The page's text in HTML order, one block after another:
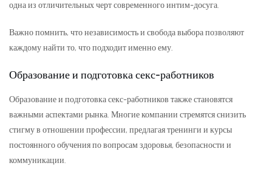
одна из отличительных черт современного интим-досуга.
Важно помнить, что независимость и свобода выбора позволяют
каждому найти то, что подходит именно ему.
Образование и подготовка секс-работников
Образование и подготовка секс-работников также становятся
важными аспектами рынка. Многие компании стремятся снизить
стигму в отношении профессии, предлагая тренинги и курсы
постоянного обучения по вопросам здоровья, безопасности и
коммуникации.